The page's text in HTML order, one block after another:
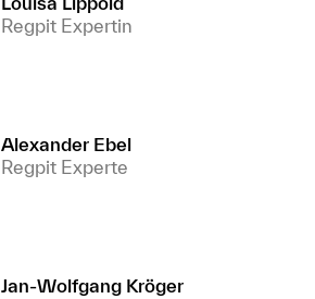
Regpit Expertin
Alexander Ebel
Regpit Experte
Jan-Wolfgang Kröger